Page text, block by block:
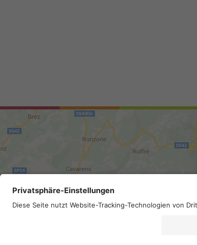
Sitemap . Impressum